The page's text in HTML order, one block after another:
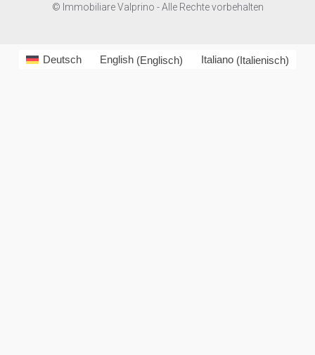
© Immobiliare Valprino - Alle Rechte vorbehalten
Deutsch English (Englisch) Italiano (Italienisch)